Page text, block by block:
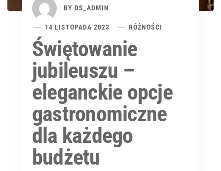
BY DS_ADMIN
14 LISTOPADA 2023 RÓŻNOŚCI
Świętowanie
jubileuszu –
eleganckie opcje
gastronomiczne
dla każdego
budżetu